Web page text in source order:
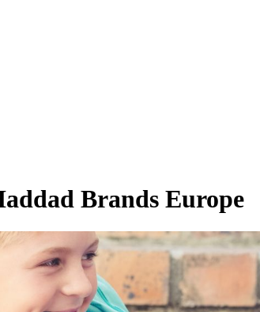
Brands Europe